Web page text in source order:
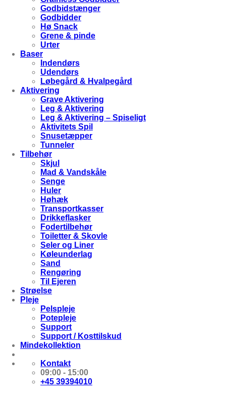
Godbidstænger
Godbidder
Hø Snack
Grene & pinde
Urter
Baser
Indendørs
Udendørs
Løbegård & Hvalpegård
Aktivering
Grave Aktivering
Leg & Aktivering
Leg & Aktivering – Spiseligt
Aktivitets Spil
Snusetæpper
Tunneler
Tilbehør
Skjul
Mad & Vandskåle
Senge
Huler
Høhæk
Transportkasser
Drikkeflasker
Fodertilbehør
Toiletter & Skovle
Seler og Liner
Køleunderlag
Sand
Rengøring
Til Ejeren
Strøelse
Pleje
Pelspleje
Potepleje
Support
Support / Kosttilskud
Mindekollektion
Kontakt
09:00 - 15:00
+45 39394010